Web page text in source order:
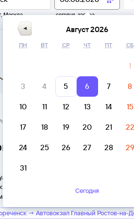
, Москва сегодня, завтра
на-Дону → Белореченск
Главный Ростов-
можете узнать точное расписание
Главный
→ Автовокзал Главный Ростов-на-
Август 2026
ПН ВТ СР ЧТ ПТ СБ
1
3 4 5 6 7 8
10 11 12 13 14 15
17 18 19 20 21 22
24 25 26 27 28 29
31
Сегодня